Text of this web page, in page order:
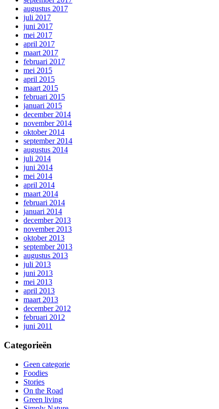
augustus 2017
juli 2017
juni 2017
mei 2017
april 2017
maart 2017
februari 2017
mei 2015
april 2015
maart 2015
februari 2015
januari 2015
december 2014
november 2014
oktober 2014
september 2014
augustus 2014
juli 2014
juni 2014
mei 2014
april 2014
maart 2014
februari 2014
januari 2014
december 2013
november 2013
oktober 2013
september 2013
augustus 2013
juli 2013
juni 2013
mei 2013
april 2013
maart 2013
december 2012
februari 2012
juni 2011
Categorieën
Geen categorie
Foodies
Stories
On the Road
Green living